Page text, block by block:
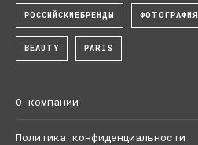
РОССИЙСКИЕБРЕНДЫ ФОТОГРАФИЯ
BEAUTY PARIS
О компании
Политика конфиденциальности